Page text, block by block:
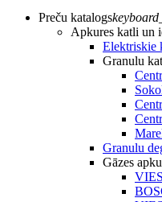
Preču katalogs
Apkures katli un
Elektriskie
Granulu
Granulu
Gāzes